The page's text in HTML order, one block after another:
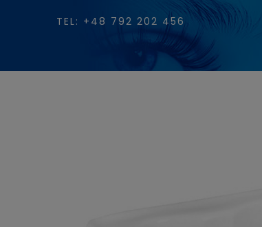
TEL: +48 792 202 456